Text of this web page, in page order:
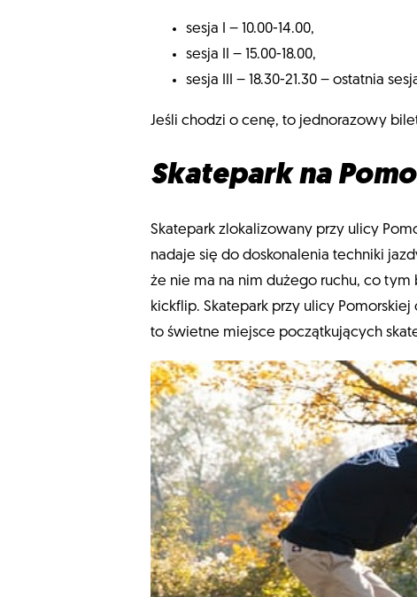
sesja I – 10.00-14.00,
sesja II – 15.00-18.00,
sesja III – 18.30-21.30 – ostatnia
Jeśli chodzi o cenę, to jednorazowy
Skatepark na
Skatepark zlokalizowany przy ulicy
nadaje się do doskonalenia techniki
że nie ma na nim dużego ruchu, co
kickflip. Skatepark przy ulicy
to świetne miejsce początkujących